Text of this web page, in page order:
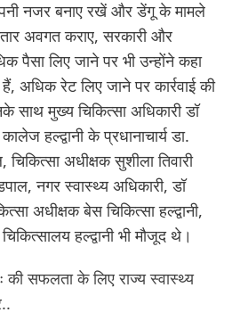
नजर बनाए रखें और डेंगू के मामले
अवगत कराए, सरकारी और
पैसा लिए जाने पर भी उन्होंने कहा
हैं, अधिक रेट लिए जाने पर कार्रवाई की
साथ मुख्य चिकित्सा अधिकारी डॉ
हल्द्वानी के प्रधानाचार्य डा.
अधीक्षक सुशीला तिवारी
नगर स्वास्थ्य अधिकारी, डॉ
अधीक्षक बेस चिकित्सा हल्द्वानी,
हल्द्वानी भी मौजूद थे।
की सफलता के लिए राज्य स्वास्थ्य